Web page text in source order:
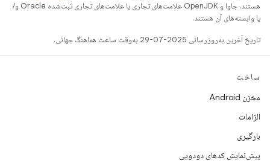
هستند. جاوا و OpenJDK علامت‌های تجاری یا علامت‌های تجاری ثبت‌شده Oracle و/
یا وابسته‌های آن هستند.
تاریخ آخرین به‌روزرسانی 2025-07-29 به‌وقت ساعت هماهنگ جهانی.
ساخت
مخزن Android
الزامات
بارگیری
پیش‌نمایش کدهای دودویی